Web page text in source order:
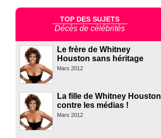
TOP DES SUJETS
Décès de célébrités
Le frère de Whitney
Houston sans héritage
Mars 2012
La fille de Whitney Houston
contre les médias !
Mars 2012